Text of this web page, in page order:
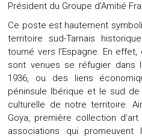
Président du Groupe d’Amitié
Ce poste est hautement
territoire sud-Tarnais
tourné vers l’Espagne. En effet,
sont venues se réfugier dans
1936, ou des liens
péninsule Ibérique et le sud
culturelle de notre territoire.
Goya, première collection
associations qui